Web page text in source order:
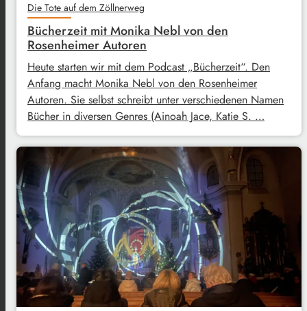
Die Tote auf dem Zöllnerweg
Bücherzeit mit Monika Nebl von den
Rosenheimer Autoren
Heute starten wir mit dem Podcast „Bücherzeit“. Den
Anfang macht Monika Nebl von den Rosenheimer
Autoren. Sie selbst schreibt unter verschiedenen Namen
Bücher in diversen Genres (Ainoah Jace, Katie S. …